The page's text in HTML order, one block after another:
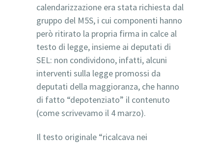
calendarizzazione era stata richiesta dal
gruppo del M5S, i cui componenti hanno
però ritirato la propria firma in calce al
testo di legge, insieme ai deputati di
SEL: non condividono, infatti, alcuni
interventi sulla legge promossi da
deputati della maggioranza, che hanno
di fatto “depotenziato” il contenuto
(come scrivevamo il 4 marzo).
Il testo originale “ricalcava nei